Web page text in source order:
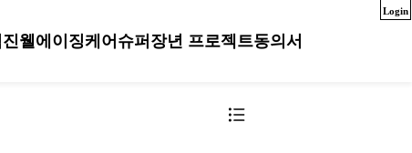
Login
웰에이징케어 슈퍼장년 프로젝트동의서